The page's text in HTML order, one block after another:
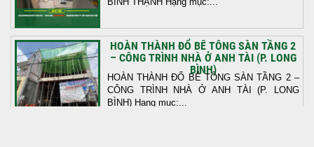
HOÀN THÀNH ĐỔ BÊ TÔNG SÀN TẦNG 2
– CÔNG TRÌNH NHÀ Ở ANH TÀI (P. LONG
BÌNH)
HOÀN THÀNH ĐỔ BÊ TÔNG SÀN TẦNG 2 –
CÔNG TRÌNH NHÀ Ở ANH TÀI (P. LONG
BÌNH) Hạng mục:...